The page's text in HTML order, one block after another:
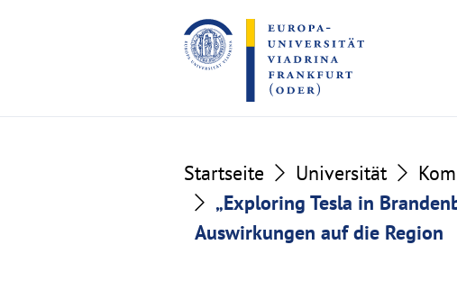
to
the
content
to
the
footer
Startseite Universität
„Exploring Tesla in
Auswirkungen auf die Region